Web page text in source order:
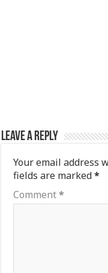
Leave a Reply
Your email address
fields are marked*
Comment*